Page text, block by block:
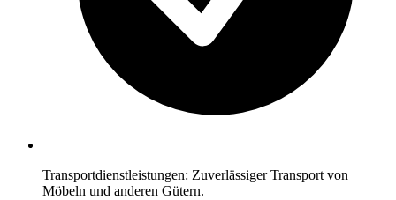
Transportdienstleistungen: Zuverlässiger Transport von
Möbeln und anderen Gütern.